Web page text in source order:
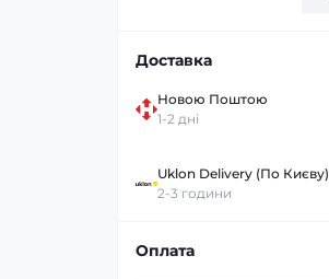
Доставка
Новою Поштою
1-2 дні
Uklon Delivery (По Києву)
2-3 години
Оплата